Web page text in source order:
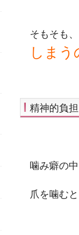
そもそも
しま
精神的負
噛み癖の
爪を噛む